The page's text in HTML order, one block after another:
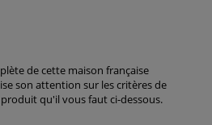
de cette maison française
son attention sur les critères de
qu'il vous faut ci-dessous.